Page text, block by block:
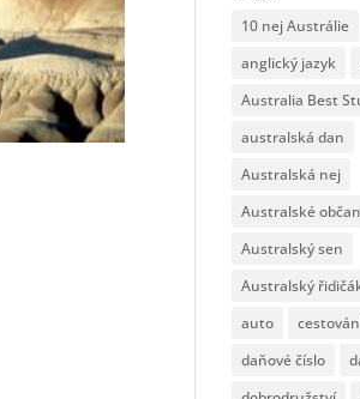
10 nej Austrálie
anglický jazyk
Australia Best
australská dan
Australská nej
Australské
Australský sen
Australský
auto
daňové číslo